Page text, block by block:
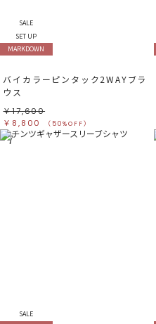
SALE
SET UP
MARKDOWN
バイカラーピンタック2WAYブラ
ウス
￥17,600
￥8,800
（50%OFF）
7
SALE